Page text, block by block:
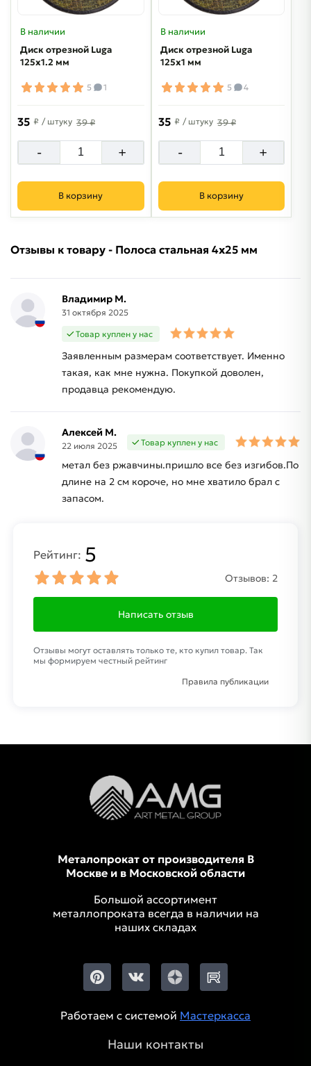
В наличии
Диск отрезной Luga
125х1.2 мм
5 1
35 ₽ / штуку 39 ₽
- +
В корзину
В наличии
Диск отрезной Luga
125х1 мм
5 4
35 ₽ / штуку 39 ₽
- +
В корзину
Отзывы к товару - Полоса стальная 4х25 мм
Владимир М.
31 октября 2025
Товар куплен у нас
Заявленным размерам соответствует. Именно
такая, как мне нужна. Покупкой доволен,
продавца рекомендую.
Алексей М.
22 июля 2025 Товар куплен у нас
метал без ржавчины.пришло все без изгибов.По
длине на 2 см короче, но мне хватило брал с
запасом.
Рейтинг: 5
Отзывов: 2
Написать отзыв
Отзывы могут оставлять только те, кто купил товар. Так
мы формируем честный рейтинг
Правила публикации
Металопрокат от производителя В
Москве и в Московской области
Большой ассортимент
металлопроката всегда в наличии на
наших складах
Работаем с системой Мастеркасса
Наши контакты